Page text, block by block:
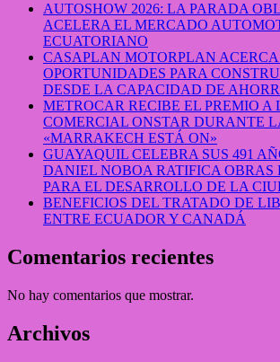
AUTOSHOW 2026: LA PARADA
ACELERA EL MERCADO
ECUATORIANO
CASAPLAN MOTORPLAN
OPORTUNIDADES PARA
DESDE LA CAPACIDAD DE
METROCAR RECIBE EL PREMIO A
COMERCIAL ONSTAR DURANTE
«MARRAKECH ESTÁ ON»
GUAYAQUIL CELEBRA SUS 491
DANIEL NOBOA RATIFICA OBRAS
PARA EL DESARROLLO DE LA
BENEFICIOS DEL TRATADO DE
ENTRE ECUADOR Y CANADÁ
Comentarios recientes
No hay comentarios que mostrar.
Archivos